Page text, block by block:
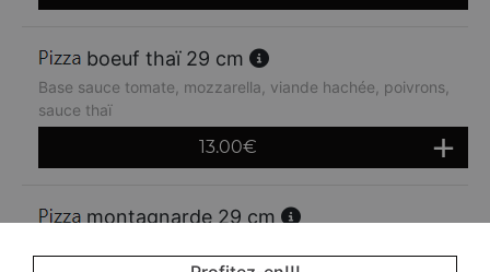
boeuf thaï 29 cm
Base sauce tomate, mozzarella, viande hachée, poivrons,
sauce thaï
13.00€
montagnarde 29 cm